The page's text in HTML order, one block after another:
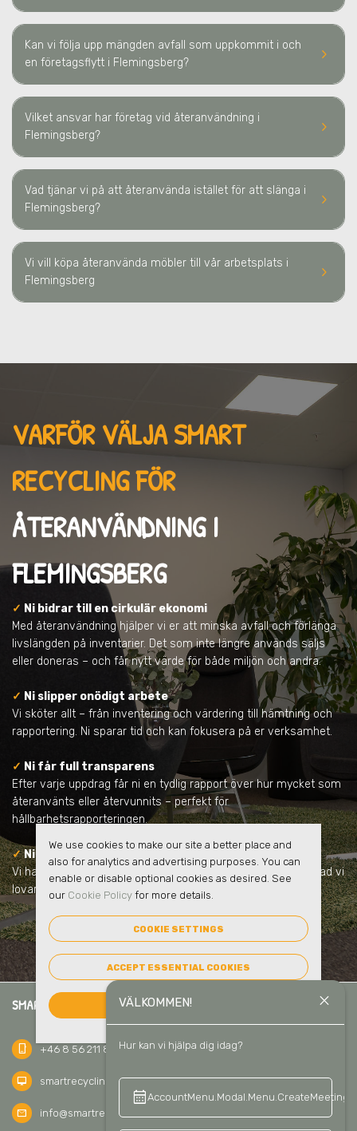
VÄLKOMMEN! close
Hur kan vi hjälpa dig idag?
calendar_monthAccountMenu.Modal.Menu.CreateMeeting
keyboard_arrow_right
Kan vi följa upp mängden avfall som uppkommit i och
en företagsflytt i Flemingsberg?
keyboard_arrow_right
Vilket ansvar har företag vid återanvändning i
Flemingsberg?
keyboard_arrow_right
Vad tjänar vi på att återanvända istället för att slänga i
Flemingsberg?
keyboard_arrow_right
Vi vill köpa återanvända möbler till vår arbetsplats i
Flemingsberg
VARFÖR VÄLJA SMART
RECYCLING FÖR
ÅTERANVÄNDNING I
FLEMINGSBERG
✓ Ni bidrar till en cirkulär ekonomi
Med återanvändning hjälper vi er att minska avfall och förlänga
livslängden på inventarier. Det som inte längre används säljs
eller doneras – och får nytt värde för både miljön och andra.
✓ Ni slipper onödigt arbete
Vi sköter allt – från inventering och värdering till hämtning och
rapportering. Ni sparar tid och kan fokusera på er verksamhet.
✓ Ni får full transparens
Efter varje uppdrag får ni en tydlig rapport över hur mycket som
återanvänts eller återvunnits – perfekt för
hållbarhetsrapporteringen.
✓Ni samarbetar med en pålitlig partner
Vi har lång erfarenhet, har inga dolda avgifter och vi håller vad vi
lovar.
SMART RECYCLING SVERIGE AB
phone_iphone +46 8 56 211 811
desktop_mac smartrecycling.se
mail info@smartrecycling.se
We use cookies to make our site a better place and
also for analytics and advertising purposes. You can
enable or disable optional cookies as desired. See
our Cookie Policyfor more details.
COOKIE SETTINGS
ACCEPT ESSENTIAL COOKIES
ACCEPT ALL COOKIES